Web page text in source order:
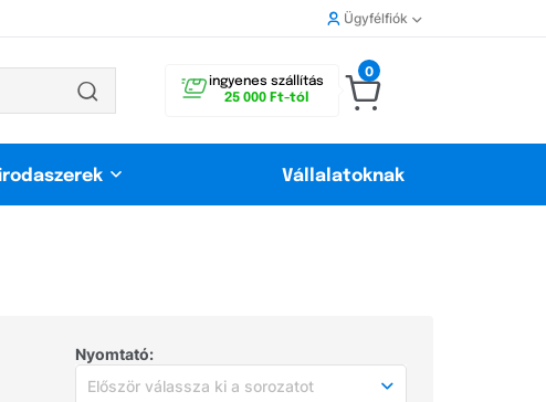
Ügyfélfiók
ingyenes szállítás
25 000 Ft-tól
0
Vállalatoknak
Nyomtató:
Először válassza ki a sorozatot